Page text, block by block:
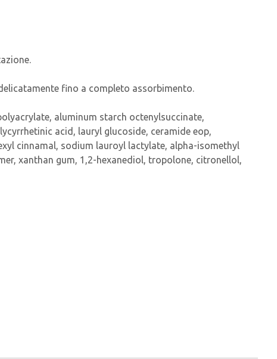
fino a completo assorbimento.
aluminum starch octenylsuccinate,
acid, lauryl glucoside, ceramide eop,
cinnamal, sodium lauroyl lactylate, alpha-isomethyl
xanthan gum, 1,2-hexanediol, tropolone, citronellol,